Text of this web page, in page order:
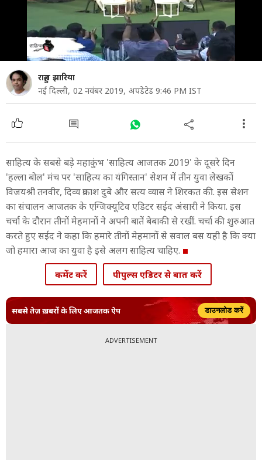
राहुल झारिया
नई दिल्ली, 02 नवंबर 2019, अपडेटेड 9:46 PM IST
साहित्य के सबसे बड़े महाकुंभ 'साहित्य आजतक 2019' के दूसरे दिन
'हल्ला बोल' मंच पर 'साहित्य का यंगिस्तान' सेशन में तीन युवा लेखकों
विजयश्री तनवीर, दिव्य प्रकाश दुबे और सत्य व्यास ने शिरकत की. इस सेशन
का संचालन आजतक के एग्जिक्यूटिव एडिटर सईद अंसारी ने किया. इस
चर्चा के दौरान तीनों मेहमानों ने अपनी बातें बेबाकी से रखीं. चर्चा की शुरुआत
करते हुए सईद ने कहा कि हमारे तीनों मेहमानों से सवाल बस यही है कि क्या
जो हमारा आज का युवा है इसे अलग साहित्य चाहिए.
कमेंट करें पीपुल्स एडिटर से बात करें
सबसे तेज़ ख़बरों के लिए आजतक ऐप डाउनलोड करें
ADVERTISEMENT